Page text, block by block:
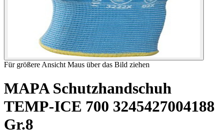
Für größere Ansicht Maus über das Bild ziehen
MAPA Schutzhandschuh
TEMP-ICE 700 3245427004188
Gr.8